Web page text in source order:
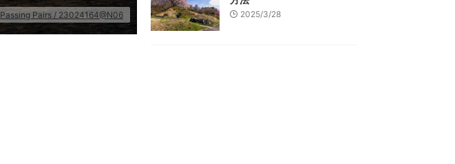
Passing Pairs / 23024164@N06 2025/3/28